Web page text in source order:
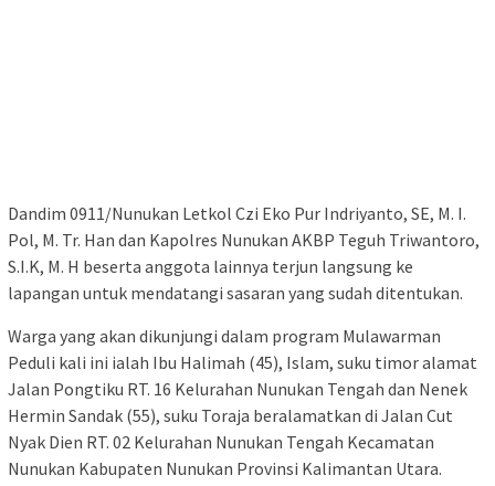
Dandim 0911/Nunukan Letkol Czi Eko Pur Indriyanto, SE, M. I.
Pol, M. Tr. Han dan Kapolres Nunukan AKBP Teguh Triwantoro,
S.I.K, M. H beserta anggota lainnya terjun langsung ke
lapangan untuk mendatangi sasaran yang sudah ditentukan.
Warga yang akan dikunjungi dalam program Mulawarman
Peduli kali ini ialah Ibu Halimah (45), Islam, suku timor alamat
Jalan Pongtiku RT. 16 Kelurahan Nunukan Tengah dan Nenek
Hermin Sandak (55), suku Toraja beralamatkan di Jalan Cut
Nyak Dien RT. 02 Kelurahan Nunukan Tengah Kecamatan
Nunukan Kabupaten Nunukan Provinsi Kalimantan Utara.